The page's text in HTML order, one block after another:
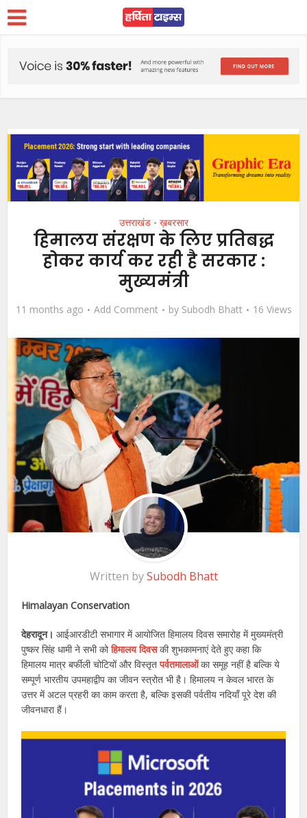
उत्तराखंड • ख़बरसार
हिमालय संरक्षण के लिए प्रतिबद्ध
होकर कार्य कर रही है सरकार :
मुख्यमंत्री
11 months ago Add Comment by Subodh Bhatt 16 Views
Written bySubodh Bhatt
Himalayan Conservation
देहरादून।आईआरडीटी सभागार में आयोजित हिमालय दिवस समारोह में मुख्यमंत्री
पुष्कर सिंह धामी ने सभी कोहिमालय दिवसकी शुभकामनाएं देते हुए कहा कि
हिमालय मात्र बर्फीली चोटियों और विस्तृतपर्वतमालाओंका समूह नहीं है बल्कि ये
सम्पूर्ण भारतीय उपमहाद्वीप का जीवन स्त्रोत भी है। हिमालय न केवल भारत के
उत्तर में अटल प्रहरी का काम करता है, बल्कि इसकी पर्वतीय नदियाँ पूरे देश की
जीवनधारा हैं।